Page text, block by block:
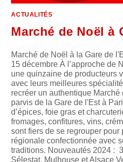
ACTUALITÉS
Marché de Noël à
Marché de Noël à la Gare de
15 décembre À l’approche de
une quinzaine de producteurs
avec leurs meilleures
recréer un authentique
parvis de la Gare de l'Est à
d’épices, foie gras et
fromages, confitures, vins,
sont fiers de se regrouper
régionale confectionnée avec
traditions. Nouveautés 2024 :
Sélestat, Mulhouse et Alsace